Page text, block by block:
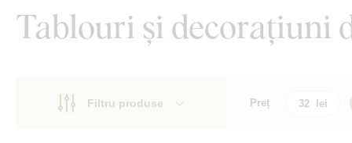
Tablouri și decorațiuni
Filtru produse
Motiv Preț
Motiv